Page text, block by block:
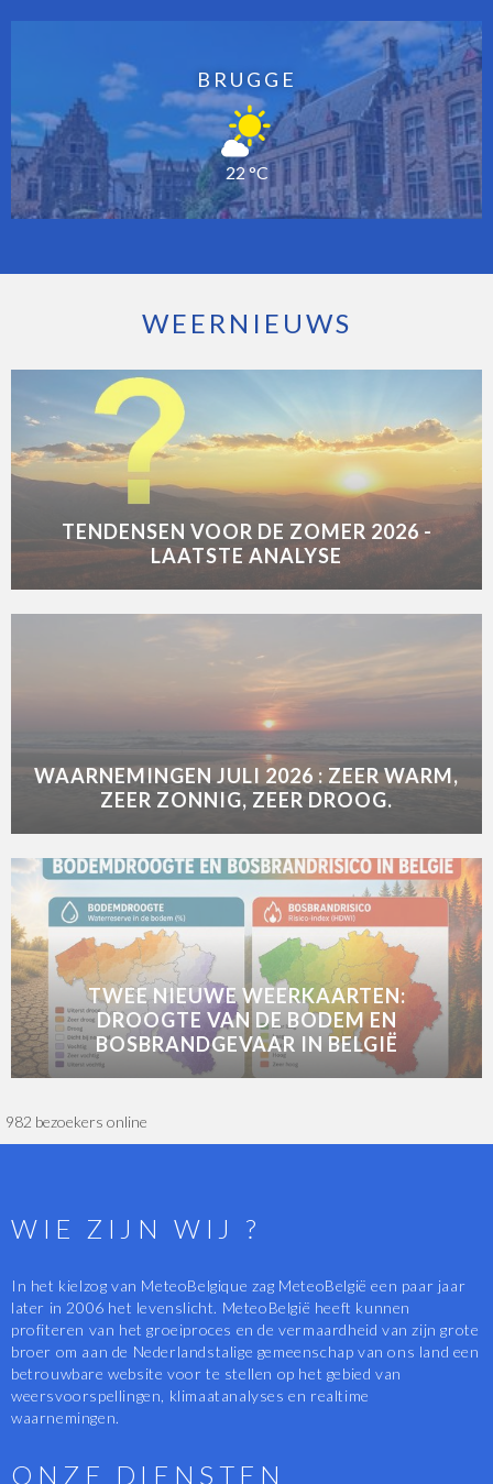
BRUGGE
22 °C
WEERNIEUWS
TENDENSEN VOOR DE ZOMER 2026 -
LAATSTE ANALYSE
WAARNEMINGEN JULI 2026 : ZEER WARM,
ZEER ZONNIG, ZEER DROOG.
TWEE NIEUWE WEERKAARTEN:
DROOGTE VAN DE BODEM EN
BOSBRANDGEVAAR IN BELGIË
982 bezoekers online
WIE ZIJN WIJ ?
In het kielzog van MeteoBelgique zag MeteoBelgië een paar jaar
later in 2006 het levenslicht. MeteoBelgië heeft kunnen
profiteren van het groeiproces en de vermaardheid van zijn grote
broer om aan de Nederlandstalige gemeenschap van ons land een
betrouwbare website voor te stellen op het gebied van
weersvoorspellingen, klimaatanalyses en realtime
waarnemingen.
ONZE DIENSTEN